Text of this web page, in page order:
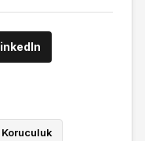
Koruculuk